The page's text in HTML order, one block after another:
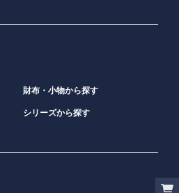
財布・小物から探す
シリーズから探す